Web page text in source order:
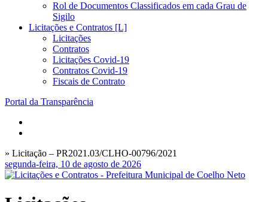
Rol de Documentos Classificados em cada Grau de
Sigilo
Licitações e Contratos [L]
Licitações
Contratos
Licitações Covid-19
Contratos Covid-19
Fiscais de Contrato
Portal da Transparência
» Licitação – PR2021.03/CLHO-00796/2021
segunda-feira, 10 de agosto de 2026